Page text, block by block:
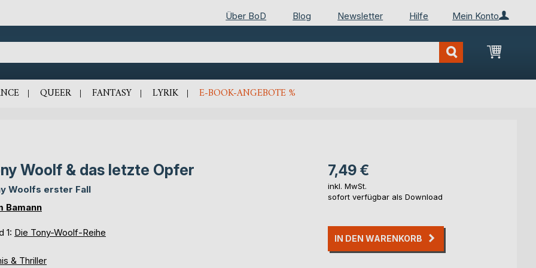
Mein Konto
Über BoD Blog Newsletter Hilfe
Mein
QUEER FANTASY LYRIK E-BOOK-ANGEBOTE %
Woolf & das letzte Opfer
Woolfs erster Fall
Bamann
1: Die Tony-Woolf-Reihe
& Thriller
7,49 €
inkl. MwSt.
sofort verfügbar als Download
IN DEN WARENKORB